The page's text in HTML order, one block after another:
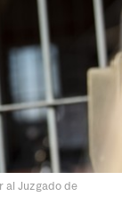
al Juzgado de